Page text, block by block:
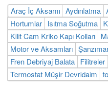
Araç İç Aksamı Aydınlatma
Hortumlar Isıtma Soğutma
Kilit Cam Kriko Kapı Kolları
Motor ve Aksamları
Fren Debriyaj Balata Filitreler
Termostat Müşir Devridaim